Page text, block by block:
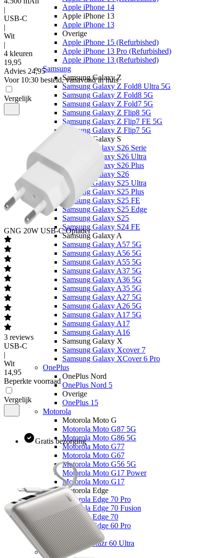
Apple iPhone 14
Apple iPhone 13
Apple iPhone 13
Overige
Apple iPhone 15 (Refurbished)
Apple iPhone 13 Pro (Refurbished)
Apple iPhone 13 (Refurbished)
Samsung
Samsung Galaxy Z
Samsung Galaxy Z Fold8 Ultra 5G
Samsung Galaxy Z Fold8 5G
Samsung Galaxy Z Fold7 5G
Samsung Galaxy Z Flip8 5G
Samsung Galaxy Z Flip7 FE 5G
Samsung Galaxy Z Flip7 5G
Samsung Galaxy S
Samsung Galaxy S26 Serie
Samsung Galaxy S26 Ultra
Samsung Galaxy S26 Plus
Samsung Galaxy S26
Samsung Galaxy S25 Ultra
Samsung Galaxy S25 Plus
Samsung Galaxy S25 FE
Samsung Galaxy S25 Edge
Samsung Galaxy S25
Samsung Galaxy S24 FE
Samsung Galaxy A
Samsung Galaxy A57 5G
Samsung Galaxy A56 5G
Samsung Galaxy A55 5G
Samsung Galaxy A37 5G
Samsung Galaxy A36 5G
Samsung Galaxy A35 5G
Samsung Galaxy A27 5G
Samsung Galaxy A26 5G
Samsung Galaxy A17 5G
Samsung Galaxy A17
Samsung Galaxy A16
Samsung Galaxy X
Samsung Galaxy Xcover 7
Samsung Galaxy XCover 6 Pro
OnePlus
OnePlus Nord
OnePlus Nord 5
Overige
OnePlus 15
Motorola
Motorola Moto G
Motorola Moto G87 5G
Motorola Moto G86 5G
Motorola Moto G77
Motorola Moto G67
Motorola Moto G56 5G
Motorola Moto G17 Power
Motorola Moto G17
Motorola Edge
Motorola Edge 70 Pro
Motorola Edge 70 Fusion
Motorola Edge 70
Motorola Edge 60 Pro
Overige
Motorola Razr 60 Ultra
Google
|
USB-C
|
Wit
|
4 kleuren
19,95
Advies 24,95
Voor 10:30 besteld, vanavond in huis
Vergelijk
GNG 20W USB-C Oplader
3 reviews
USB-C
|
Wit
14,95
Beperkte voorraad
Vergelijk
Gratis bezorging